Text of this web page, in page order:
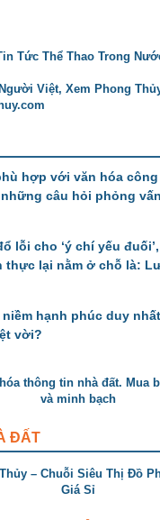
hợp với văn hóa
câu hỏi phỏng
lỗi cho ‘ý chí yếu đuối’,
thực lại nằm ở chỗ là:
hạnh phúc duy
vời?
ĐẤT